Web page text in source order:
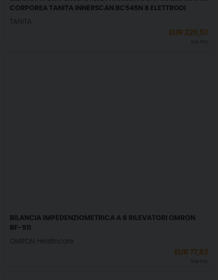
CORPOREA TANITA INNERSCAN BC545N 8 ELETTRODI
TANITA
EUR 226,57
IVA incl.
BILANCIA IMPEDENZIOMETRICA A 8 RILEVATORI OMRON
BF-511
OMRON Healthcare
EUR77,82
IVA incl.